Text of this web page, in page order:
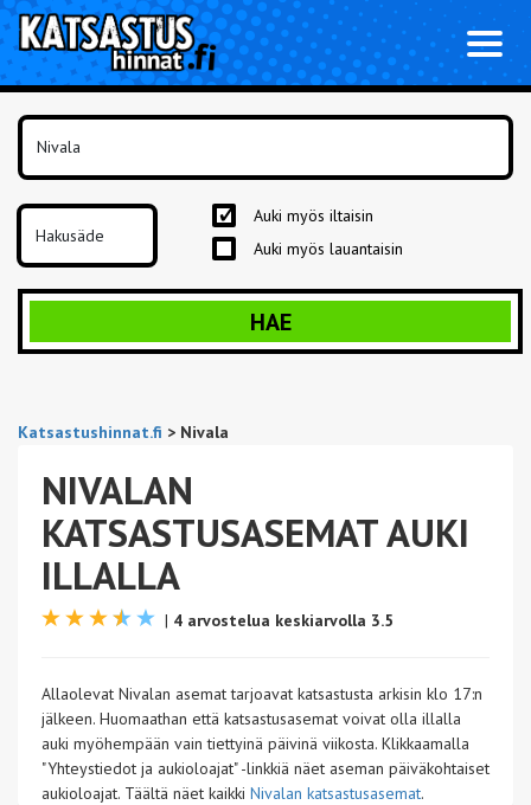
Auki myös iltaisin
Auki myös lauantaisin
HAE
Katsastushinnat.fi > Nivala
NIVALAN
KATSASTUSASEMAT AUKI
ILLALLA
| 4 arvostelua keskiarvolla 3.5
Allaolevat Nivalan asemat tarjoavat katsastusta arkisin klo 17:n
jälkeen. Huomaathan että katsastusasemat voivat olla illalla
auki myöhempään vain tiettyinä päivinä viikosta. Klikkaamalla
"Yhteystiedot ja aukioloajat" -linkkiä näet aseman päiväkohtaiset
aukioloajat. Täältä näet kaikki Nivalan katsastusasemat.